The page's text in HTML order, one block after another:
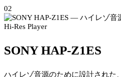
02
Hi-Res Player
SONY HAP-Z1ES
ハイレゾ音源のために設計された